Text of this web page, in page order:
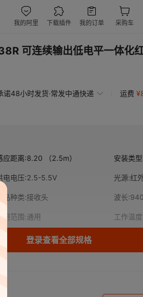
可连续输出低电平一体化
诺48小时发货·常发中通快递 运费 ¥
应距离:8.20 （2.5m） 安装类型
电电压:2.5-5.5V 光源:红
品种类:接收头 波长:
用范围:通用 工作温度
SLTP4338R
登录查看全部规格